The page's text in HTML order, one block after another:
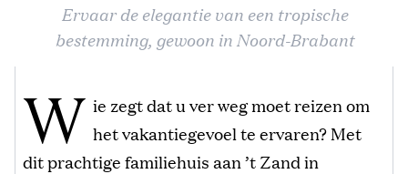
Ervaar de elegantie van een tropische
bestemming, gewoon in Noord-Brabant
W ie zegt dat u ver weg moet reizen om
het vakantiegevoel te ervaren? Met
dit prachtige familiehuis aan ’t Zand in